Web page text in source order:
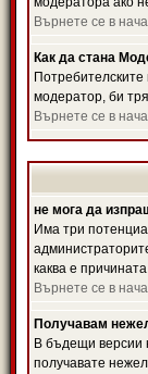
Върнете се в
Как да стана
Потребителските
модератор, би
Върнете се в
не мога да
Има три
каква е
Върнете се в
Получавам
В бъдещи версии
получавате